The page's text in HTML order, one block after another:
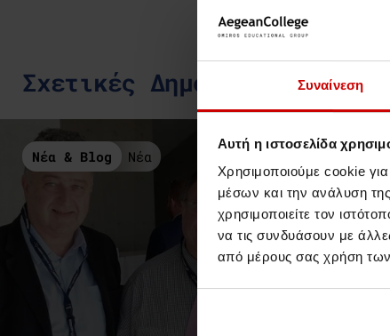
Συναίνεση
Αυτή η ιστοσελίδα
Χρησιμοποιούμε cookie
μέσων και την ανάλυση
χρησιμοποιείτε τον
να τις συνδυάσουν με
από μέρους σας χρήση
Σχετικές Δημοσιεύσεις
Νέα & Blog Νέα